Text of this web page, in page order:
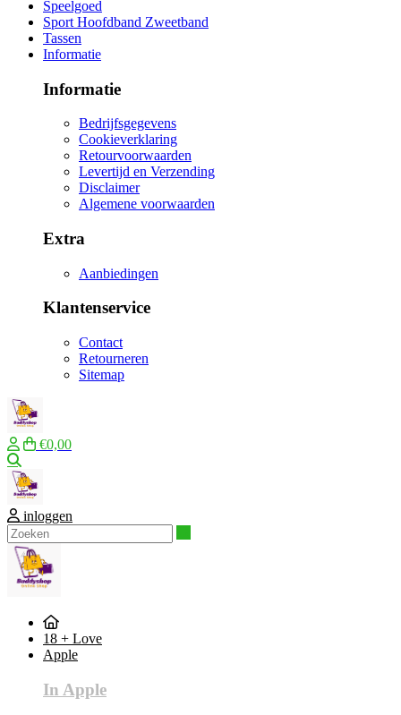
Speelgoed
Sport Hoofdband Zweetband
Tassen
Informatie
Informatie
Bedrijfsgegevens
Cookieverklaring
Retourvoorwaarden
Levertijd en Verzending
Disclaimer
Algemene voorwaarden
Extra
Aanbiedingen
Klantenservice
Contact
Retourneren
Sitemap
€0,00
inloggen
18 + Love
Apple
In Apple